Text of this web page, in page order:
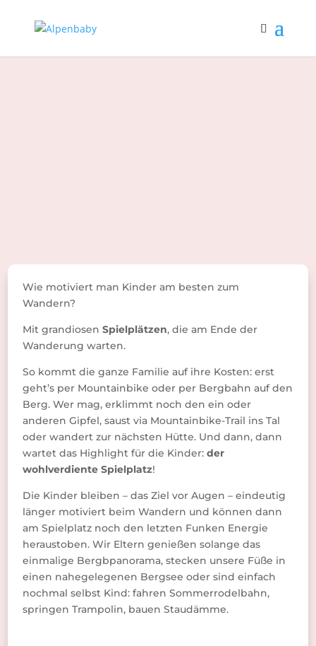
Wie motiviert man Kinder am besten zum
Wandern?
Mit grandiosenSpielplätzen, die am Ende der
Wanderung warten.
So kommt die ganze Familie auf ihre Kosten: erst
geht’s per Mountainbike oder per Bergbahn auf den
Berg. Wer mag, erklimmt noch den ein oder
anderen Gipfel, saust via Mountainbike-Trail ins Tal
oder wandert zur nächsten Hütte. Und dann, dann
wartet das Highlight für die Kinder:der
wohlverdiente Spielplatz!
Die Kinder bleiben – das Ziel vor Augen – eindeutig
länger motiviert beim Wandern und können dann
am Spielplatz noch den letzten Funken Energie
heraustoben. Wir Eltern genießen solange das
einmalige Bergbpanorama, stecken unsere Füße in
einen nahegelegenen Bergsee oder sind einfach
nochmal selbst Kind: fahren Sommerrodelbahn,
springen Trampolin, bauen Staudämme.